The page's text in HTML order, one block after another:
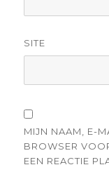
SITE
MIJN NAAM, E-
BROWSER
EEN REACTIE